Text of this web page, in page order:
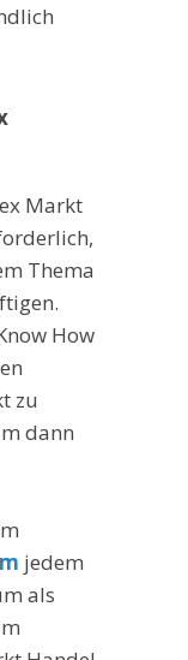
Markt
Thema
How
zu
dann
jedem
als